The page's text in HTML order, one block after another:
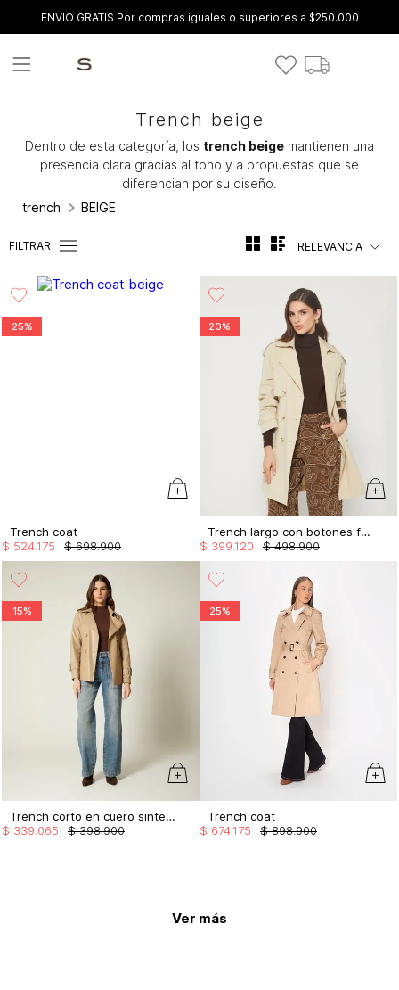
ENVÍO GRATIS Por compras iguales o superiores a $250.000
Trench beige
Dentro de esta categoría, los trench beige mantienen una
presencia clara gracias al tono y a propuestas que se
diferencian por su diseño.
trench
BEIGE
FILTRAR RELEVANCIA
25%
Trench coat
$ 698.900
$ 524175
20%
Trench largo con botones frontales
$ 498.900
$ 399120
15%
Trench corto en cuero sintetico
$ 398.900
$ 339 065
25%
Trench coat
$ 898.900
$ 674175
Ver más